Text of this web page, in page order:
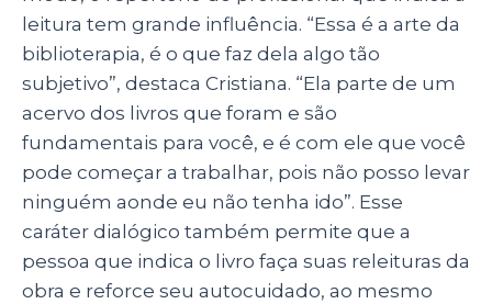
leitura tem grande influência. “Essa é a arte da
biblioterapia, é o que faz dela algo tão
subjetivo”, destaca Cristiana. “Ela parte de um
acervo dos livros que foram e são
fundamentais para você, e é com ele que você
pode começar a trabalhar, pois não posso levar
ninguém aonde eu não tenha ido”. Esse
caráter dialógico também permite que a
pessoa que indica o livro faça suas releituras da
obra e reforce seu autocuidado, ao mesmo